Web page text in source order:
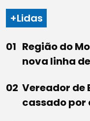
+Lidas
Região do
nova linha
Vereador de
cassado por